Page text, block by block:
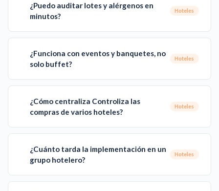
¿Puedo auditar lotes y alérgenos en
minutos?
Hoteles
¿Funciona con eventos y banquetes, no
solo buffet?
Hoteles
¿Cómo centraliza Controliza las
compras de varios hoteles?
Hoteles
¿Cuánto tarda la implementación en un
grupo hotelero?
Hoteles